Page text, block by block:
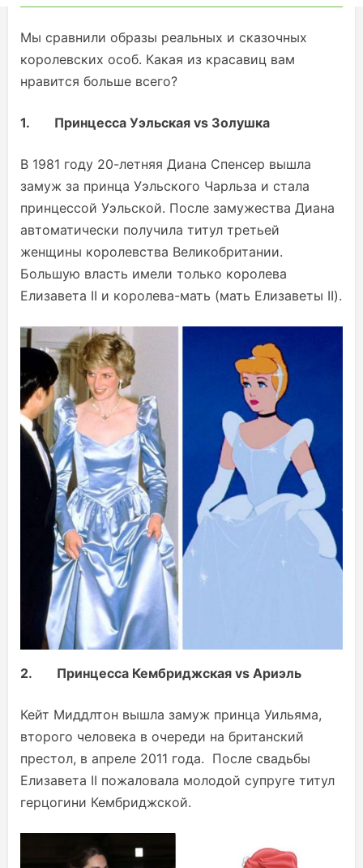
Мы сравнили образы реальных и сказочных
королевских особ. Какая из красавиц вам
нравится больше всего?
1. Принцесса Уэльская vs Золушка
В 1981 году 20-летняя Диана Спенсер вышла
замуж за принца Уэльского Чарльза и стала
принцессой Уэльской. После замужества Диана
автоматически получила титул третьей
женщины королевства Великобритании.
Большую власть имели только королева
Елизавета II и королева-мать (мать Елизаветы II).
2. Принцесса Кембриджская vs Ариэль
Кейт Миддлтон вышла замуж принца Уильяма,
второго человека в очереди на британский
престол, в апреле 2011 года. После свадьбы
Елизавета II пожаловала молодой супруге титул
герцогини Кембриджской.